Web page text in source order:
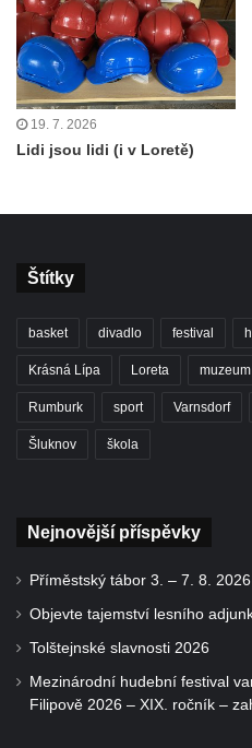
19. 7. 2026
Lidi jsou lidi (i v Loretě)
Štítky
basket divadlo festival
Krásná Lípa Loreta muzeum
Rumburk sport Varnsdorf
Šluknov škola
Nejnovější příspěvky
Příměstský tábor 3. – 7. 8. 2026
Objevte tajemství lesního
Tolštejnské slavnosti 2026
Mezinárodní hudební festival
Filipově 2026 – XIX. ročník –